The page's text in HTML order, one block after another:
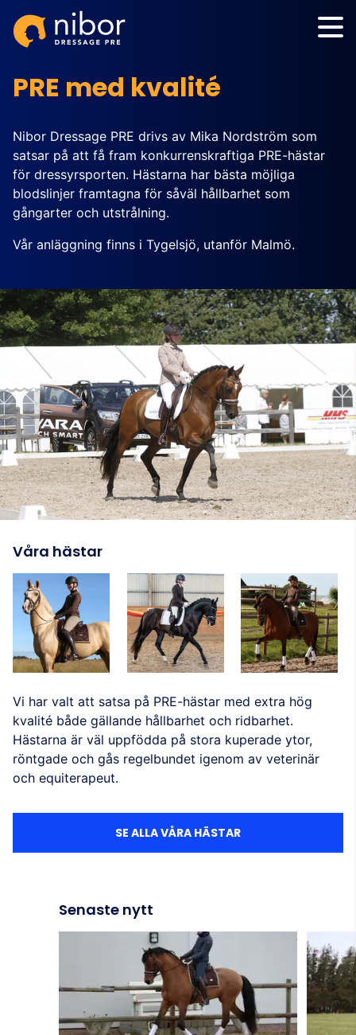
PRE med kvalité
Nibor Dressage PRE drivs av Mika Nordström som
satsar på att få fram konkurrenskraftiga PRE-hästar
för dressyrsporten. Hästarna har bästa möjliga
blodslinjer framtagna för såväl hållbarhet som
gångarter och utstrålning.
Vår anläggning finns i Tygelsjö, utanför Malmö.
Våra hästar
Vi har valt att satsa på PRE-hästar med extra hög
kvalité både gällande hållbarhet och ridbarhet.
Hästarna är väl uppfödda på stora kuperade ytor,
röntgade och gås regelbundet igenom av veterinär
och equiterapeut.
SE ALLA VÅRA HÄSTAR
Senaste nytt